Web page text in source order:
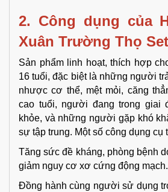
2. Công dụng của
Xuân Trường Thọ
Sản phẩm linh hoạt, thích hợp
16 tuổi, đặc biệt là những người
nhược cơ thể, mệt mỏi, căng
cao tuổi, người đang trong giai
khỏe, và những người gặp khó
sự tập trung. Một số công dụng cụ
Tăng sức đề kháng, phòng bệnh
giảm nguy cơ xơ cứng động mạch.
Đồng hành cùng người sử dụng